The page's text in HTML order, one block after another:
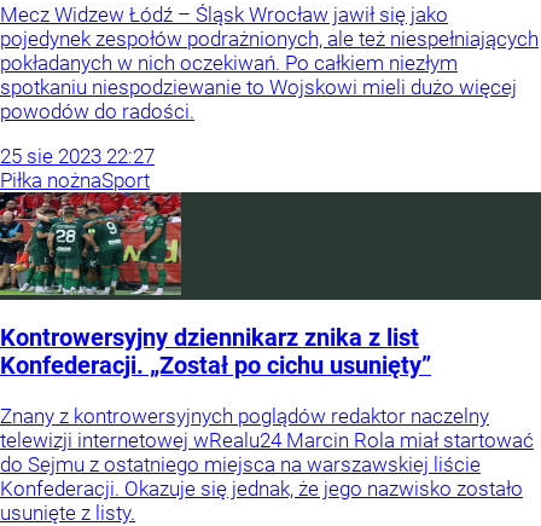
Mecz Widzew Łódź – Śląsk Wrocław jawił się jako
pojedynek zespołów podrażnionych, ale też niespełniających
pokładanych w nich oczekiwań. Po całkiem niezłym
spotkaniu niespodziewanie to Wojskowi mieli dużo więcej
powodów do radości.
25 sie 2023 22:27
Piłka nożnaSport
Kontrowersyjny dziennikarz znika z list
Konfederacji. „Został po cichu usunięty”
Znany z kontrowersyjnych poglądów redaktor naczelny
telewizji internetowej wRealu24 Marcin Rola miał startować
do Sejmu z ostatniego miejsca na warszawskiej liście
Konfederacji. Okazuje się jednak, że jego nazwisko zostało
usunięte z listy.